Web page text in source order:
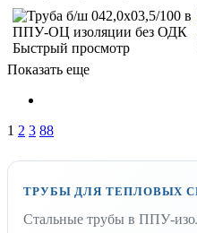
Быстрый просмотр
Показать еще
1 2 3 88
ТРУБЫ ДЛЯ ТЕПЛОВЫХ
Стальные трубы в ППУ-